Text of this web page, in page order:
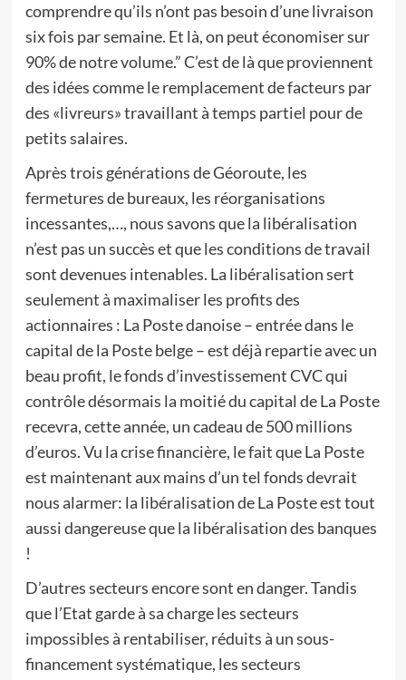
comprendre qu’ils n’ont pas besoin d’une livraison
six fois par semaine. Et là, on peut économiser sur
90% de notre volume.” C’est de là que proviennent
des idées comme le remplacement de facteurs par
des «livreurs» travaillant à temps partiel pour de
petits salaires.
Après trois générations de Géoroute, les
fermetures de bureaux, les réorganisations
incessantes,…, nous savons que la libéralisation
n’est pas un succès et que les conditions de travail
sont devenues intenables. La libéralisation sert
seulement à maximaliser les profits des
actionnaires : La Poste danoise – entrée dans le
capital de la Poste belge – est déjà repartie avec un
beau profit, le fonds d’investissement CVC qui
contrôle désormais la moitié du capital de La Poste
recevra, cette année, un cadeau de 500 millions
d’euros. Vu la crise financière, le fait que La Poste
est maintenant aux mains d’un tel fonds devrait
nous alarmer: la libéralisation de La Poste est tout
aussi dangereuse que la libéralisation des banques
!
D’autres secteurs encore sont en danger. Tandis
que l’Etat garde à sa charge les secteurs
impossibles à rentabiliser, réduits à un sous-
financement systématique, les secteurs